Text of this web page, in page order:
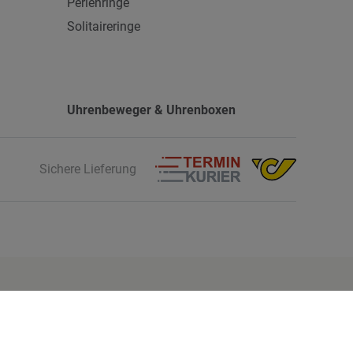
Solitaireringe
Uhrenbeweger & Uhrenboxen
Sichere Lieferung